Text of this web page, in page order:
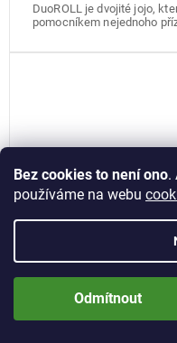
Bez cookies to není ono.
používáme na webu
Odmítnout
Nově zaregistrované
přihlášení! Sleva se
DuoROLL je dvojité jojo,
pomocníkem nejednoho